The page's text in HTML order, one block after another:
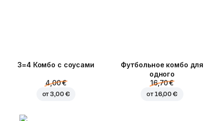
3=4 Комбо с соусами
4,00 €
от3,00 €
Футбольное комбо для
одного
16,70 €
от 16,00 €